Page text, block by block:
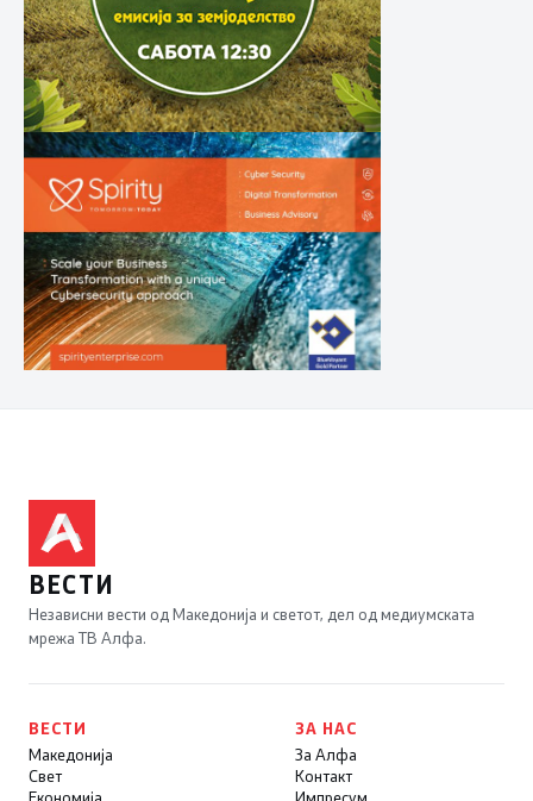
ВЕСТИ
Независни вести од Македонија и светот, дел од медиумската
мрежа ТВ Алфа.
ВЕСТИ
Македонија
Свет
ЗА НАС
За Алфа
Контакт